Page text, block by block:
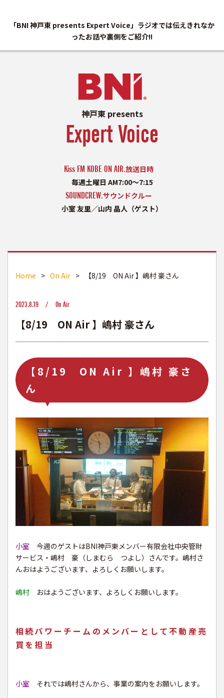
「BNI 神戸東 presents Expert Voice」ラジオでは伝えきれなか
ったお話や裏側をご紹介!!
神戸東 presents
Expert Voice
Kiss FM KOBE ON AIR.放送日時
毎週土曜日 AM7:00〜7:15
SOUNDCREW.サウンドクルー
小室 友里／山内 晶人（ゲスト）
Home > On Air > 【8/19 ON Air 】嶋村 豪さん
2023.8.19 / On Air
【8/19 ON Air 】嶋村 豪さん
【8/19 ON Air 】嶋村 豪さ
ん
小室 今週のゲストはBNI神戸東メンバー有限会社中央管財
サービス・嶋村 豪（しまむら つよし）さんです。嶋村さ
んおはようございます、よろしくお願いします。
嶋村 おはようございます、よろしくお願いします。
相続パワーチームのメンバーとして不動産売
買を担当
小室 それでは嶋村さんから、事業の案内をお願いします。